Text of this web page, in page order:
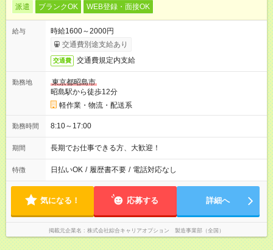
派遣 ブランクOK WEB登録・面接OK
給与
時給1600～2000円
交通費別途支給あり
交通費 交通費規定内支給
勤務地
東京都昭島市
昭島駅から徒歩12分
軽作業・物流・配送系
勤務時間 8:10～17:00
期間 長期でお仕事できる方、大歓迎！
特徴 日払いOK / 履歴書不要 / 電話対応なし
気になる！ 応募する 詳細へ
掲載元企業名 株式会社綜合キャリアオプション 製造事業部（全国）